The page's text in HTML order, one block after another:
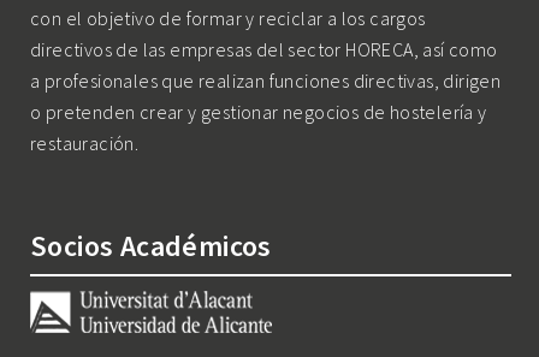
con el objetivo de formar y reciclar a los cargos
directivos de las empresas del sector HORECA, así como
a profesionales que realizan funciones directivas, dirigen
o pretenden crear y gestionar negocios de hostelería y
restauración.
Socios Académicos